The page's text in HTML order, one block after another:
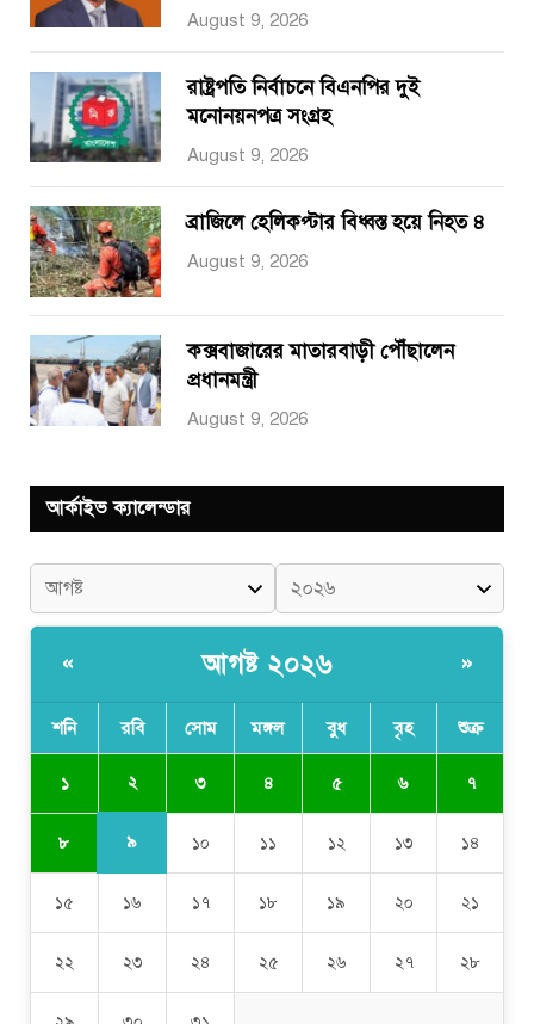
August 9, 2026
রাষ্ট্রপতি নির্বাচনে বিএনপির দুই
মনোনয়নপত্র সংগ্রহ
August 9, 2026
ব্রাজিলে হেলিকপ্টার বিধ্বস্ত হয়ে নিহত ৪
August 9, 2026
কক্সবাজারের মাতারবাড়ী পৌঁছালেন
প্রধানমন্ত্রী
August 9, 2026
আর্কাইভ ক্যালেন্ডার
« আগষ্ট ২০২৬ »
শনি রবি সোম মঙ্গল বুধ বৃহ শুক্র
১ ২ ৩ ৪ ৫ ৬ ৭
৮ ৯ ১০ ১১ ১২ ১৩ ১৪
১৫ ১৬ ১৭ ১৮ ১৯ ২০ ২১
২২ ২৩ ২৪ ২৫ ২৬ ২৭ ২৮